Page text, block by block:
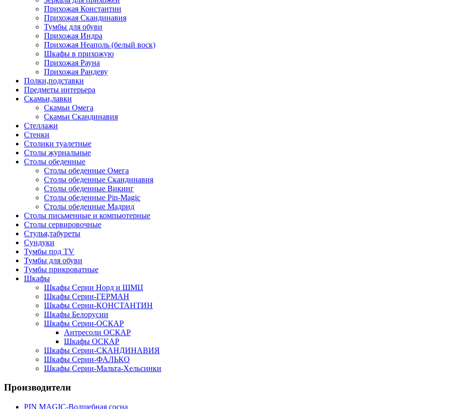
Прихожая Константин
Прихожая Скандинавия
Тумбы для обуви
Прихожая Индра
Прихожая Неаполь (белый воск)
Шкафы в прихожую
Прихожая Рауна
Прихожая Рандеву
Полки,подставки
Предметы интерьера
Скамьи,лавки
Скамьи Омега
Скамьи Скандинавия
Стеллажи
Стенки
Столики туалетные
Столы журнальные
Столы обеденные
Столы обеденные Омега
Столы обеденные Скандинавия
Столы обеденные Викинг
Столы обеденные Pin-Magic
Столы обеденные Мадрид
Столы письменные и компьютерные
Столы сервировочные
Стулья,табуреты
Сундуки
Тумбы под TV
Тумбы для обуви
Тумбы прикроватные
Шкафы
Шкафы Серии Норд и ШМЦ
Шкафы Серии-ГЕРМАН
Шкафы Серии-КОНСТАНТИН
Шкафы Белорусии
Шкафы Серии-ОСКАР
Антресоли ОСКАР
Шкафы ОСКАР
Шкафы Серии-СКАНДИНАВИЯ
Шкафы Серии-ФАЛЬКО
Шкафы Серии-Мальта-Хельсинки
Производители
PIN MAGIС-Волшебная сосна